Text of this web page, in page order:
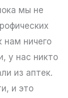
мы не
нам ничего
у нас никто
из аптек.
и это